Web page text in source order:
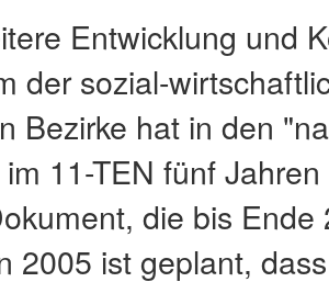
Entwicklung und
der sozial-
Bezirke hat in den
11-TEN fünf
die bis
2005 ist geplant,